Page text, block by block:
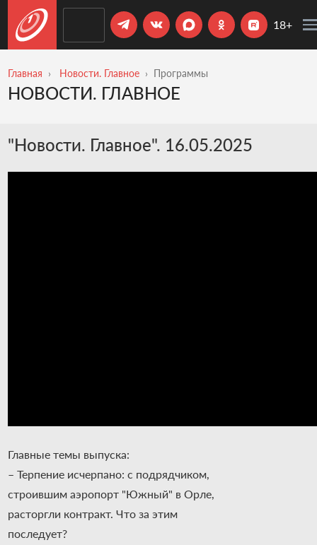
18+
Главная Новости. Главное Программы
НОВОСТИ. ГЛАВНОЕ
"Новости. Главное". 16.05.2025
Главные темы выпуска:
– Терпение исчерпано: с подрядчиком,
строившим аэропорт "Южный" в Орле,
расторгли контракт. Что за этим
последует?